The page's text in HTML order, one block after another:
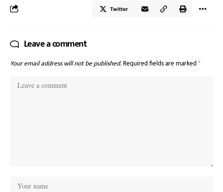
Twitter
Leave a comment
Your email address will not be published.Required fields are marked*